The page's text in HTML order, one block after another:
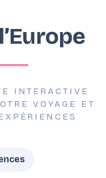
INTERACTIVE
VOYAGE ET